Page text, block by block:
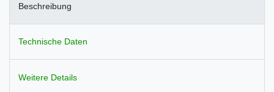
Beschreibung
Technische Daten
Weitere Details